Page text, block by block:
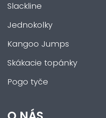
Slackline
Jednokolky
Kangoo Jumps
Skákacie topánky
Pogo tyče